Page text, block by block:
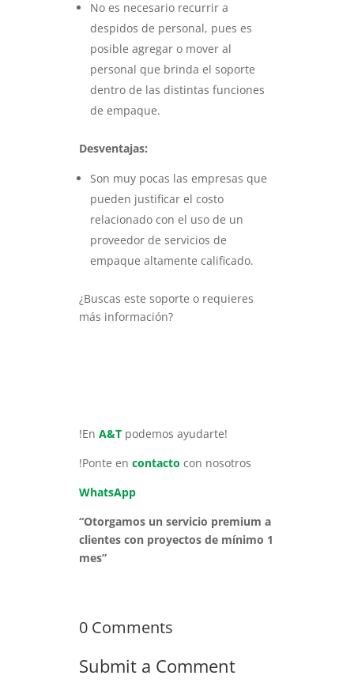
No es necesario recurrir a
despidos de personal, pues es
posible agregar o mover al
personal que brinda el soporte
dentro de las distintas funciones
de empaque.
Desventajas:
Son muy pocas las empresas que
pueden justificar el costo
relacionado con el uso de un
proveedor de servicios de
empaque altamente calificado.
¿Buscas este soporte o requieres
más información?
!En A&T podemos ayudarte!
!Ponte en contacto con nosotros
WhatsApp
“Otorgamos un servicio premium a
clientes con proyectos de mínimo 1
mes”
0 Comments
Submit a Comment